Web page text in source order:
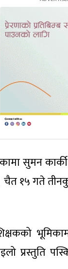
सुमन
चैत १५ गते
प्रस्तुति